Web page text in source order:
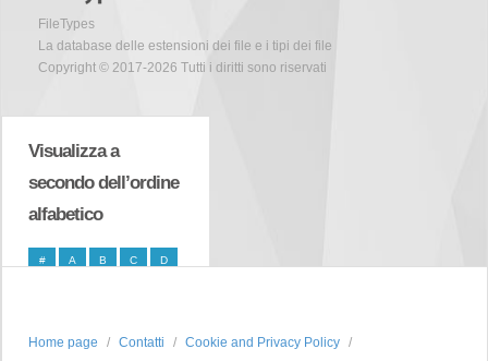
FileTypes
La database delle estensioni dei file e i tipi dei file
Copyright © 2017-2026 Tutti i diritti sono riservati
Visualizza a
secondo dell’ordine
alfabetico
# A B C D
Home page Contatti Cookie and Privacy Policy